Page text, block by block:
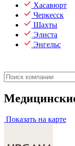
Хасавюрт
Черкесск
Шахты
Элиста
Энгельс
Показать на карте